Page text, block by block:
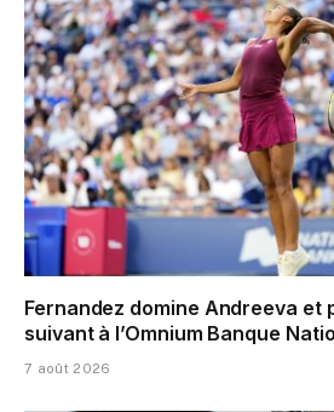
Fernandez domine Andreeva et
suivant à l’Omnium Banque
7 août 2026